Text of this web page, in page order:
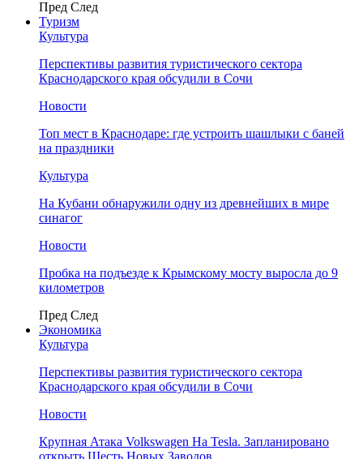
Пред След
Туризм
Культура
Перспективы развития туристического сектора
Краснодарского края обсудили в Сочи
Новости
Топ мест в Краснодаре: где устроить шашлыки с баней
на праздники
Культура
На Кубани обнаружили одну из древнейших в мире
синагог
Новости
Пробка на подъезде к Крымскому мосту выросла до 9
километров
Пред След
Экономика
Культура
Перспективы развития туристического сектора
Краснодарского края обсудили в Сочи
Новости
Крупная Атака Volkswagen На Tesla. Запланировано
открыть Шесть Новых Заводов